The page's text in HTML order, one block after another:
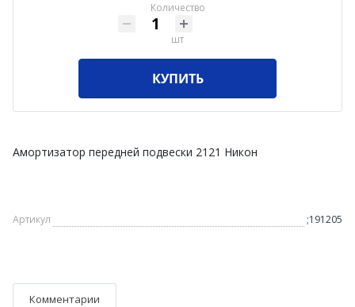
Количество
шт
КУПИТЬ
Амортизатор передней подвески 2121 Никон
Артикул ;191205
Комментарии